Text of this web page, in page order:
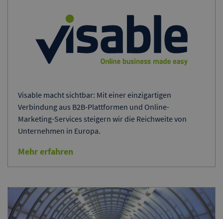
Visable macht sichtbar: Mit einer einzigartigen
Verbindung aus B2B-Plattformen und Online-
Marketing-Services steigern wir die Reichweite von
Unternehmen in Europa.
Mehr erfahren